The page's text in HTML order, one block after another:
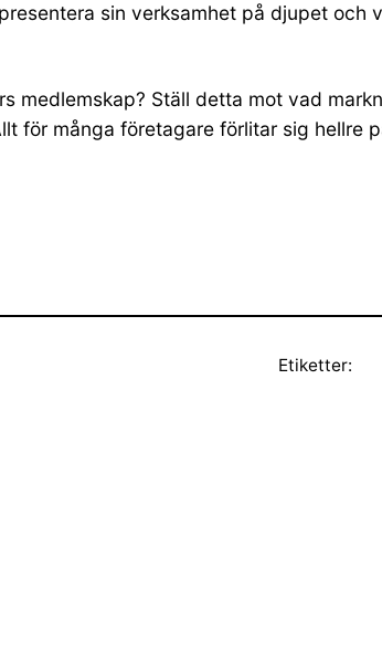
sin verksamhet på djupet
medlemskap? Ställ detta mot vad
för många företagare förlitar sig hellre
Etiketter: